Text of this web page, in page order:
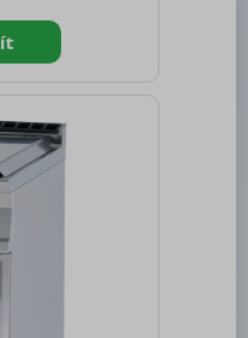
zařízení
S podestavbou
Napájení:
Vnější barva
Nerez
Typ vrchn